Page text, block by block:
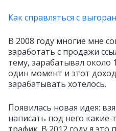
Как справляться с
В 2008 году многие мне
заработать с продажи
тему, зарабатывал около
один момент и этот доход
зарабатывать хотелось.
Появилась новая идея:
написать под него